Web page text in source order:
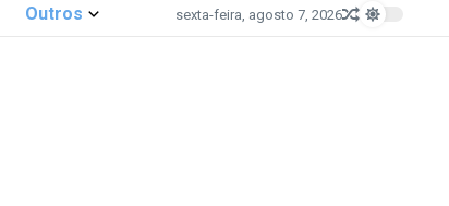
Outros sexta-feira, agosto 7, 2026